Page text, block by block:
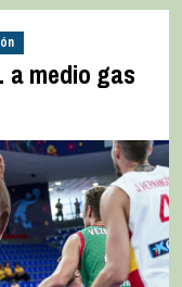
a medio gas